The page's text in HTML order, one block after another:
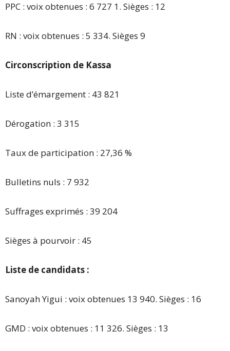
PPC : voix obtenues : 6 727 1. Sièges : 12
RN : voix obtenues : 5 334. Sièges 9
Circonscription de Kassa
Liste d’émargement : 43 821
Dérogation : 3 315
Taux de participation : 27,36 %
Bulletins nuls : 7 932
Suffrages exprimés : 39 204
Sièges à pourvoir : 45
Liste de candidats :
Sanoyah Yigui : voix obtenues 13 940. Sièges : 16
GMD : voix obtenues : 11 326. Sièges : 13